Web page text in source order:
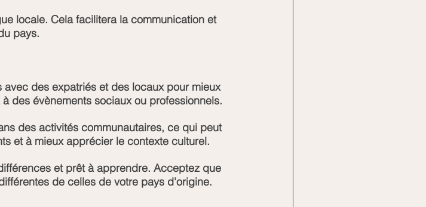
locale. Cela facilitera la communication et
pays.
des expatriés et des locaux pour mieux
des évènements sociaux ou professionnels.
des activités communautaires, ce qui peut
et à mieux apprécier le contexte culturel.
et prêt à apprendre. Acceptez que
de celles de votre pays d'origine.